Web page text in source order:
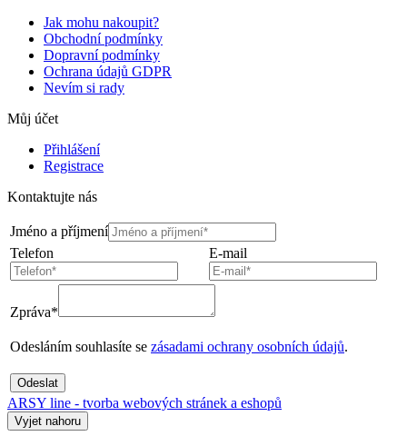
Jak mohu nakoupit?
Obchodní podmínky
Dopravní podmínky
Ochrana údajů GDPR
Nevím si rady
Můj účet
Přihlášení
Registrace
Kontaktujte nás
Jméno a příjmení
Telefon
E-mail
Zpráva*
Odesláním souhlasíte se zásadami ochrany osobních údajů.
Odeslat
ARSY line - tvorba webových stránek a eshopů
Vyjet nahoru